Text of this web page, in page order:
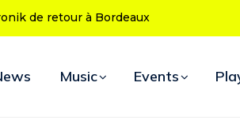
Ibiza fête ses 50 ans : le
des soirées d’ouverture
Music Events